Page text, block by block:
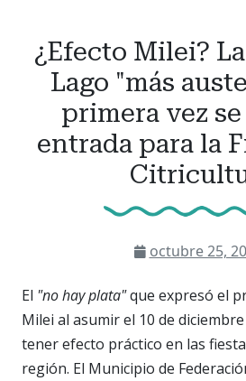
¿Efecto Milei?
Lago "más
primera vez
entrada para la
octubre 25,
El "no hay plata"que expresó el
Milei al asumir el 10 de
tener efecto práctico en las
región. El Municipio de